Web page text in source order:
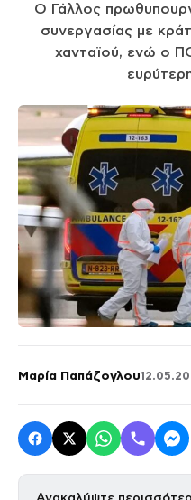
Ο Γάλλος
συνεργασίας με
χανταϊού, ενώ ο
Μαρία Παπάζογλου